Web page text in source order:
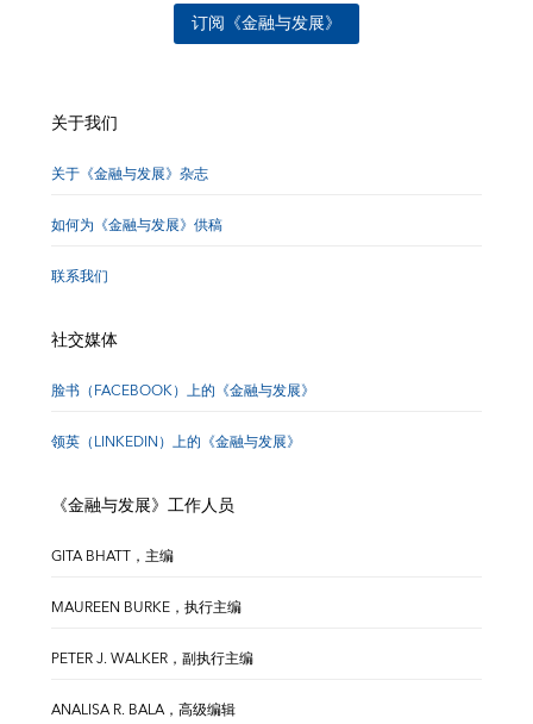
订阅《金融与发展》
关于我们
关于《金融与发展》杂志
如何为《金融与发展》供稿
联系我们
社交媒体
脸书（FACEBOOK）上的《金融与发展》
领英（LINKEDIN）上的《金融与发展》
《金融与发展》工作人员
GITA BHATT，主编
MAUREEN BURKE，执行主编
PETER J. WALKER，副执行主编
ANALISA R. BALA，高级编辑